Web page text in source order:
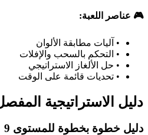
🎮 عناصر اللعبة:
• آليات مطابقة الألوان
• التحكم بالسحب والإفلات
• حل الألغاز الاستراتيجي
• تحديات قائمة على الوقت
دليل الاستراتيجية
دليل خطوة بخطوة للمستوى 9